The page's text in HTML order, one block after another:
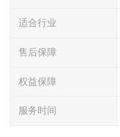
适合行业
售后保障
权益保障
服务时间